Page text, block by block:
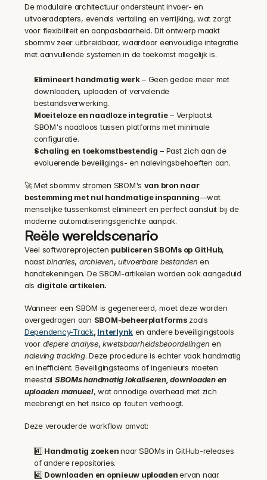
De modulaire architectuur ondersteunt invoer- en
uitvoeradapters, evenals vertaling en verrijking, wat zorgt
voor flexibiliteit en aanpasbaarheid. Dit ontwerp maakt
sbommv zeer uitbreidbaar, waardoor eenvoudige integratie
met aanvullende systemen in de toekomst mogelijk is.
Elimineert handmatig werk – Geen gedoe meer met
downloaden, uploaden of vervelende
bestandsverwerking.
Moeiteloze en naadloze integratie – Verplaatst
SBOM's naadloos tussen platforms met minimale
configuratie.
Schaling en toekomstbestendig – Past zich aan de
evoluerende beveiligings- en nalevingsbehoeften aan.
🚀 Met sbommv stromen SBOM's van bron naar
bestemming met nul handmatige inspanning—wat
menselijke tussenkomst elimineert en perfect aansluit bij de
moderne automatiseringsgerichte aanpak.
Reële wereldscenario
Veel softwareprojecten publiceren SBOMs op GitHub,
naast binaries, archieven, uitvoerbare bestanden en
handtekeningen. De SBOM-artikelen worden ook aangeduid
als digitale artikelen.
Wanneer een SBOM is gegenereerd, moet deze worden
overgedragen aan SBOM-beheerplatforms
Dependency-Track, Interlynk en andere beveiligingstools
voor diepere analyse, kwetsbaarheidsbeoordelingen
naleving tracking. Deze procedure is echter vaak handmatig
en inefficiënt. Beveiligingsteams of ingenieurs moeten
meestal SBOMs handmatig lokaliseren, downloaden en
uploaden manueel, wat onnodige overhead met zich
meebrengt en het risico op fouten verhoogt.
Deze verouderde workflow omvat:
1️⃣ Handmatig zoeken naarSBOMs in GitHub-releases
of andere repositories.
2️⃣ Downloaden en opnieuw uploaden ervan naar